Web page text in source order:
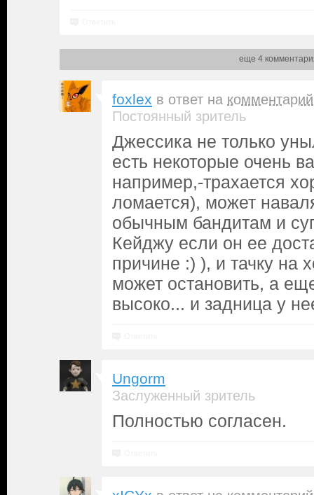
еще 4
foxlex в ответ на комментарий
Постоянный зритель
Джессика не только
есть некоторые очень
например,-трахается
ломается), может
обычным бандитам и
Кейджу если он ее
причине :) ), и тачку на
может остановить, а
высоко... и задница у
Ungorm
Заслуженный зритель
Полностью согласен.